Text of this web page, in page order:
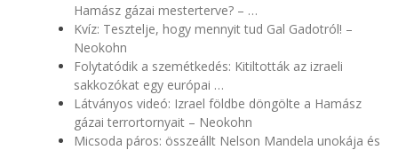
Hamász gázai mesterterve? – …
Kvíz: Tesztelje, hogy mennyit tud Gal Gadotról! –
Neokohn
Folytatódik a szemétkedés: Kitiltották az izraeli
sakkozókat egy európai …
Látványos videó: Izrael földbe döngölte a Hamász
gázai terrortornyait – Neokohn
Micsoda páros: összeállt Nelson Mandela unokája és